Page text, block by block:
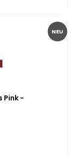
NEU
Pink -